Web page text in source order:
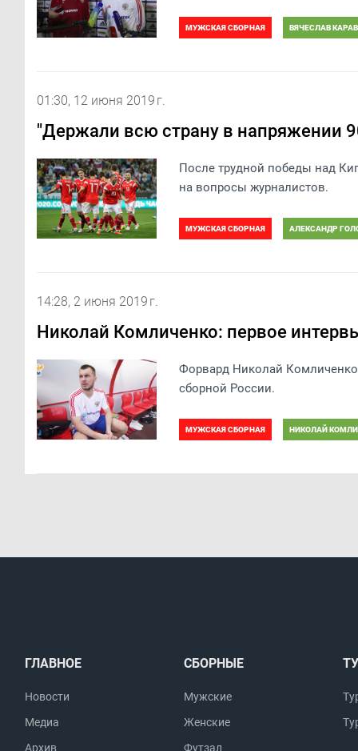
МУЖСКАЯ СБОРНАЯ ВЯЧЕСЛАВ
01:30, 12 июня 2019 г.
"Держали всю страну в напряжении
После трудной победы над
на вопросы журналистов.
МУЖСКАЯ СБОРНАЯ АЛЕКСАНДР
14:28, 2 июня 2019 г.
Николай Комличенко: первое
​Форвард Николай
сборной России.
МУЖСКАЯ СБОРНАЯ НИКОЛАЙ
ГЛАВНОЕ
Новости
Медиа
Архив
СБОРНЫЕ
Мужские
Женские
Футзал